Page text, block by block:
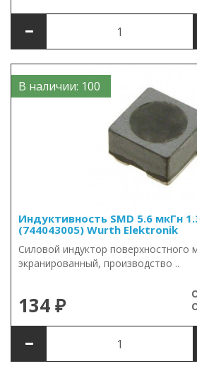
В наличии: 100
Индуктивность SMD 5.6 мкГн
(744043005) Wurth Elektronik
Силовой индуктор поверхностного
экранированный, производство ..
134 ₽